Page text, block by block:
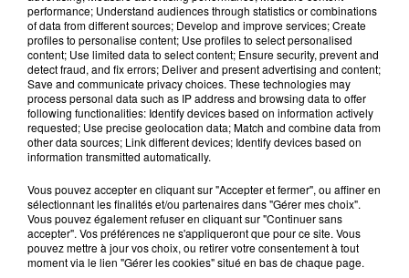
Saint-Omer : un enfant gravement brûlé
après l'explosion d'un jouet...
Hazebrouck : victime d'un accident,
Lucas s'en est allé brutalement...
Valérie, 46 ans, portée disparue
performance; Understand audiences through statistics or combinations
of data from different sources; Develop and improve services; Create
profiles to personalise content; Use profiles to select personalised
content; Use limited data to select content; Ensure security, prevent and
detect fraud, and fix errors; Deliver and present advertising and content;
Save and communicate privacy choices. These technologies may
process personal data such as IP address and browsing data to offer
following functionalities: Identify devices based on information actively
requested; Use precise geolocation data; Match and combine data from
other data sources; Link different devices; Identify devices based on
information transmitted automatically.
Vous pouvez accepter en cliquant sur "Accepter et fermer", ou affiner en
sélectionnant les finalités et/ou partenaires dans "Gérer mes choix".
Vous pouvez également refuser en cliquant sur "Continuer sans
accepter". Vos préférences ne s'appliqueront que pour ce site. Vous
pouvez mettre à jour vos choix, ou retirer votre consentement à tout
moment via le lien "Gérer les cookies" situé en bas de chaque page.